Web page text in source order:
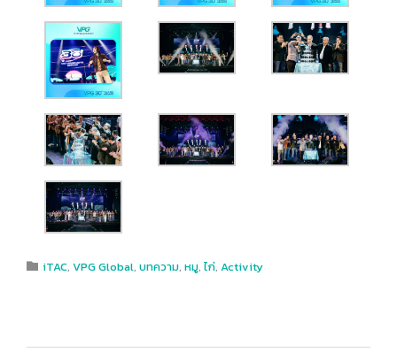
 Category
iTAC, VPG​ Global​, บทความ, หมู, ไก่, Activity